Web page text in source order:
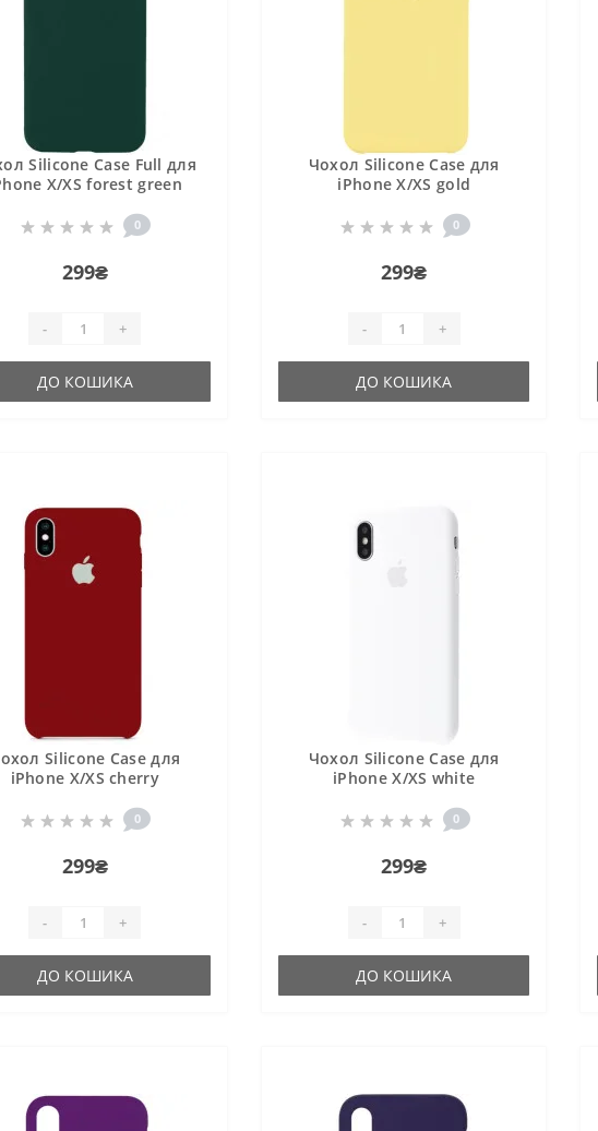
Silicone Case Full для
X/XS forest green
0
299₴
- +
ДО КОШИКА
Чохол Silicone Case для
iPhone X/XS gold
0
299₴
- +
ДО КОШИКА
Silicone Case для
iPhone X/XS cherry
0
299₴
- +
ДО КОШИКА
Чохол Silicone Case для
iPhone X/XS white
0
299₴
- +
ДО КОШИКА